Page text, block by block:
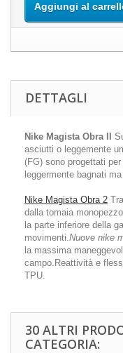
Aggiungi al
DETTAGLI
Nike Magista Obra II
asciutti o leggemente
(FG) sono progettati
leggermente bagnati
Nike Magista Obra 2
dalla tomaia
la parte inferiore della
movimenti.Nuove nike
la massima
campo.Reattività e
TPU.
30 ALTRI
CATEGORIA: